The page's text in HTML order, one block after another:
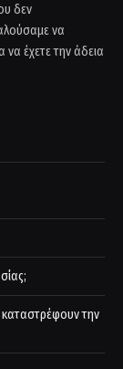
δεν
να
έχετε την άδεια
την